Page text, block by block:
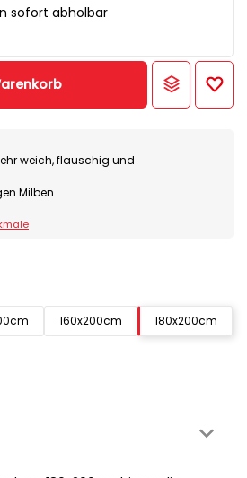
sofort abholbar
weich, flauschig und
Milben
160x200cm
180x200cm